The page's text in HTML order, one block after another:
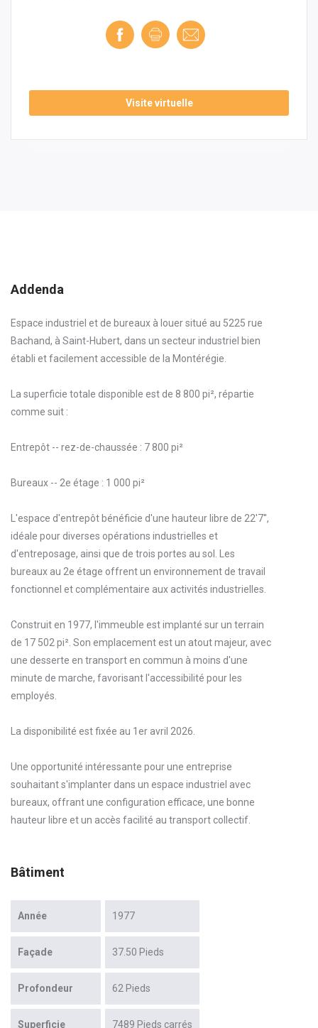
Visite virtuelle
Addenda
Espace industriel et de bureaux à louer situé au 5225 rue
Bachand, à Saint-Hubert, dans un secteur industriel bien
établi et facilement accessible de la Montérégie.
La superficie totale disponible est de 8 800 pi², répartie
comme suit :
Entrepôt -- rez-de-chaussée : 7 800 pi²
Bureaux -- 2e étage : 1 000 pi²
L'espace d'entrepôt bénéficie d'une hauteur libre de 22'7'',
idéale pour diverses opérations industrielles et
d'entreposage, ainsi que de trois portes au sol. Les
bureaux au 2e étage offrent un environnement de travail
fonctionnel et complémentaire aux activités industrielles.
Construit en 1977, l'immeuble est implanté sur un terrain
de 17 502 pi². Son emplacement est un atout majeur, avec
une desserte en transport en commun à moins d'une
minute de marche, favorisant l'accessibilité pour les
employés.
La disponibilité est fixée au 1er avril 2026.
Une opportunité intéressante pour une entreprise
souhaitant s'implanter dans un espace industriel avec
bureaux, offrant une configuration efficace, une bonne
hauteur libre et un accès facilité au transport collectif.
Bâtiment
Année 1977
Façade 37.50 Pieds
Profondeur 62 Pieds
Superficie 7489 Pieds carrés